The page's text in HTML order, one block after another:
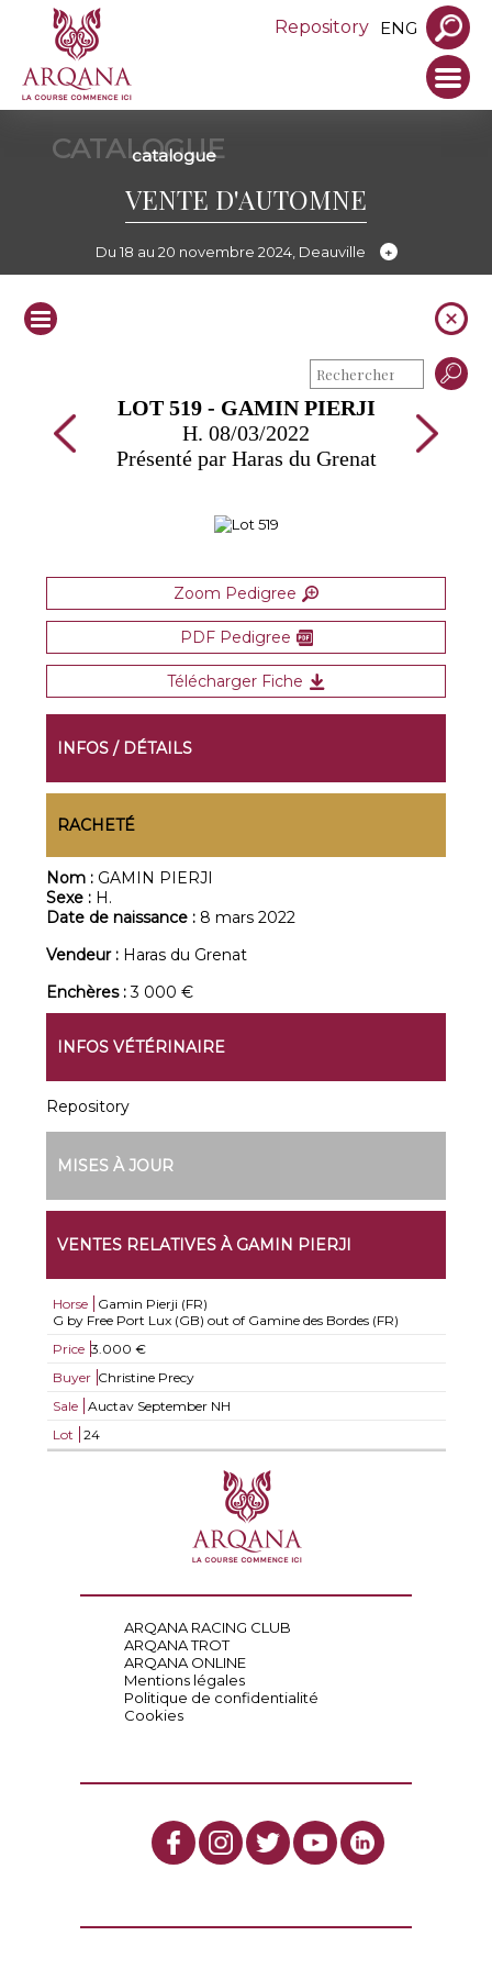
Repository ENG
CATALOGUE
catalogue
VENTE D'AUTOMNE
Du 18 au 20 novembre 2024, Deauville
LOT 519 - GAMIN PIERJI
H. 08/03/2022
Présenté par Haras du Grenat
Zoom Pedigree
PDF Pedigree
Télécharger Fiche
INFOS / DÉTAILS
RACHETÉ
Nom : GAMIN PIERJI
Sexe : H.
Date de naissance : 8 mars 2022
Vendeur : Haras du Grenat
Enchères :3 000 €
INFOS VÉTÉRINAIRE
Repository
MISES À JOUR
VENTES RELATIVES À GAMIN PIERJI
Horse
Gamin Pierji (FR)
G by Free Port Lux (GB) out of Gamine des Bordes (FR)
Price 3.000 €
Buyer Christine Precy
Sale
Auctav September NH
Lot
24
ARQANA RACING CLUB
ARQANA TROT
ARQANA ONLINE
Mentions légales
Politique de confidentialité
Cookies